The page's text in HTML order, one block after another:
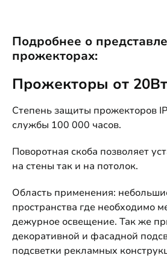
Подробнее о
прожекторах:
Прожекторы от
Степень защиты прожекторов
службы 100 000 часов.
Поворотная скоба позволяет
на стены так и на потолок.
Область применения:
пространства где необходимо
дежурное освещение. Так же
декоративной и фасадной
подсветки рекламных